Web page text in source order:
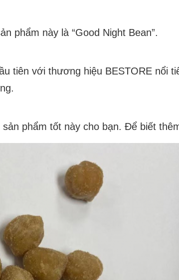
phẩm này là “Good Night Bean”.
tiên với thương hiệu BESTORE nổi
phẩm tốt này cho bạn. Để biết